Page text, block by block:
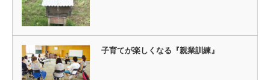
子育てが楽しくなる『親業訓練』